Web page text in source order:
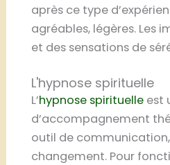
après ce type
agréables, légères. Les
et des sensations de
L'hypnose spirituelle
L’hypnose spirituelle est
d’accompagnement
outil de
changement. Pour